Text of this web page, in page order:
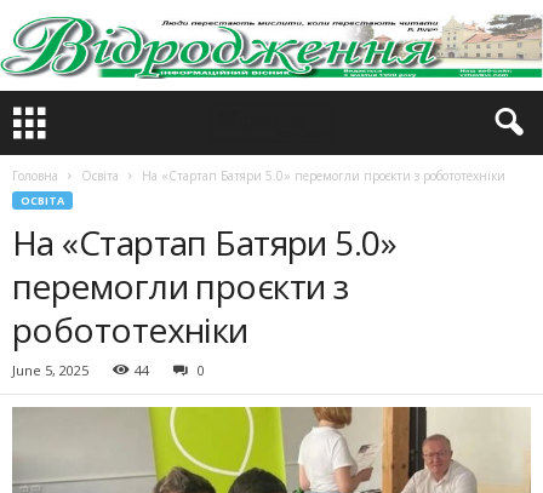
Головна Освіта На «Стартап Батяри 5.0» перемогли проєкти з робототехніки
ОСВІТА
На «Стартап Батяри 5.0»
перемогли проєкти з
робототехніки
June 5, 2025 44 0